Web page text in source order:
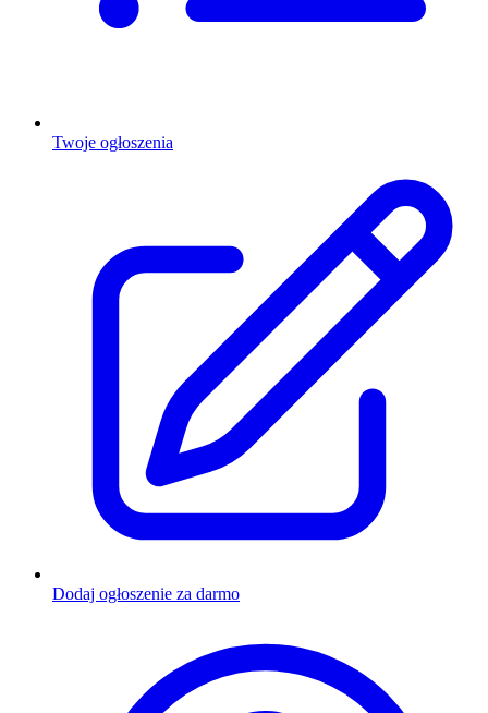
Twoje ogłoszenia
Dodaj ogłoszenie za darmo